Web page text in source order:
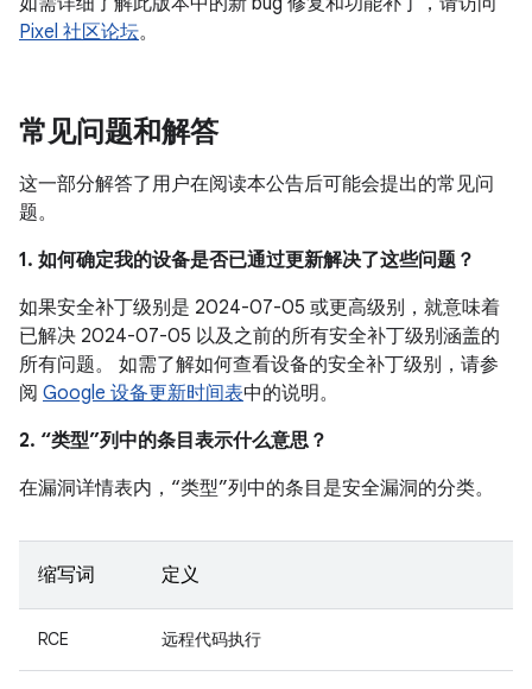
Pixel 社区论坛。
常见问题和解答
这一部分解答了用户在阅读本公告后可能会提出的常见问
题。
1. 如何确定我的设备是否已通过更新解决了这些问题？
如果安全补丁级别是 2024-07-05 或更高级别，就意味着
已解决 2024-07-05 以及之前的所有安全补丁级别涵盖的
所有问题。 如需了解如何查看设备的安全补丁级别，请参
阅 Google 设备更新时间表中的说明。
2. “类型”列中的条目表示什么意思？
在漏洞详情表内，“类型”列中的条目是安全漏洞的分类。
缩写词 定义
RCE 远程代码执行